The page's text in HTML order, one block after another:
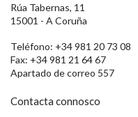
Rúa Tabernas, 11
15001 - A Coruña
Teléfono: +34 981 20 73 08
Fax: +34 981 21 64 67
Apartado de correo 557
Contacta connosco